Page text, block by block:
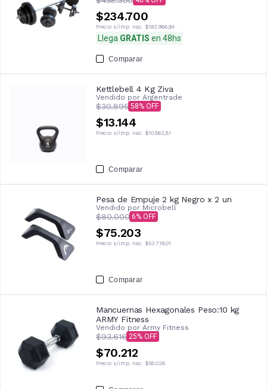
$234.700
Precio s/imp. nac. $193.966,94
Llega GRATIS en 48hs
Comparar
Kettlebell 4 Kg Ziva
Vendido por Argentrade
$30.895 58
$13.144
Precio s/imp. nac. $10.862,81
Comparar
Pesa de Empuje 2 kg Negro x 2 un
Vendido por Microbell
$80.000 6
$75.203
Precio s/imp. nac. $53.719,01
Comparar
Mancuernas Hexagonales Peso:10 kg
ARMY Fitness
Vendido por Army Fitness
$93.616 25
$70.212
Precio s/imp. nac. $58.026